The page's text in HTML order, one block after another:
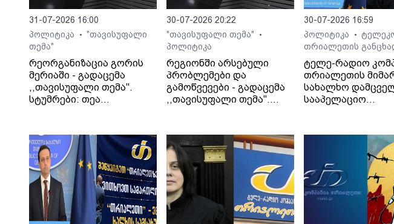
31-07-2026 16:00
პოლიტიკა
• "თავისუფალი
თემა"
რეორგანიზაცია გორის
მერიაში - გადაცემა
,,თავისუფალი თემა".
სტუმრები: თეა
30-07-2026 20:22
"თავისუფალი თემა"
•
პოლიტიკა
რეგიონში არსებული
პრობლემები და
გამოწვევები - გადაცემა
,,თავისუფალი თემა".
30-07-2026 16:59
პოლიტიკა
•
თრიალეთის
ტელე-რადიო
თრიალეთის
სახალხო
სააპელაციო
შესახებ